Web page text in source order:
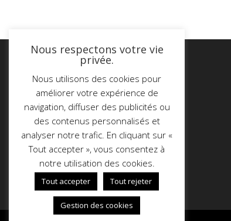
T-Impression
113, chemin du Coulet
34400 St Christol
Tél. : 04.67.56.06.98
contact@timpression.com
Nous respectons votre vie
privée.
Nous utilisons des cookies pour
améliorer votre expérience de
navigation, diffuser des publicités ou
des contenus personnalisés et
analyser notre trafic. En cliquant sur «
Tout accepter », vous consentez à
notre utilisation des cookies.
Tout accepter Tout rejeter
Gestion des cookies